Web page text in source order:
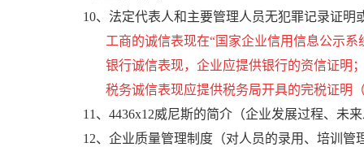
10、法定代表人和主要管理人员无犯罪记录证
工商的诚信表现在“国家企业信用信息公示系
银行诚信表现，企业应提供银行的资信证明
税务诚信表现应提供税务局开具的完税证明
11、4436x12威尼斯的简介（企业发展过程、未
12、企业质量管理制度（对人员的录用、培训